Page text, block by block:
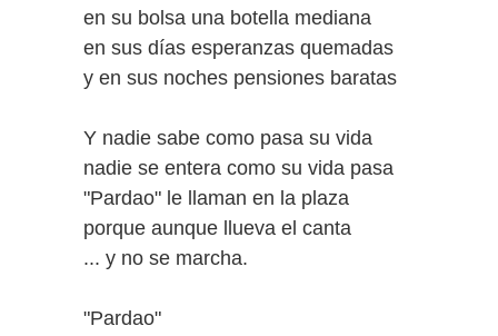
en su bolsa una botella mediana
en sus días esperanzas quemadas
y en sus noches pensiones baratas
Y nadie sabe como pasa su vida
nadie se entera como su vida pasa
"Pardao" le llaman en la plaza
porque aunque llueva el canta
... y no se marcha.
"Pardao"